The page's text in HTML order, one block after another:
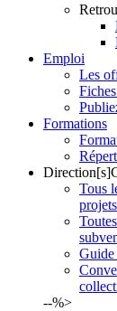
Emploi
Les
Formations
Tous
Guide
--%>